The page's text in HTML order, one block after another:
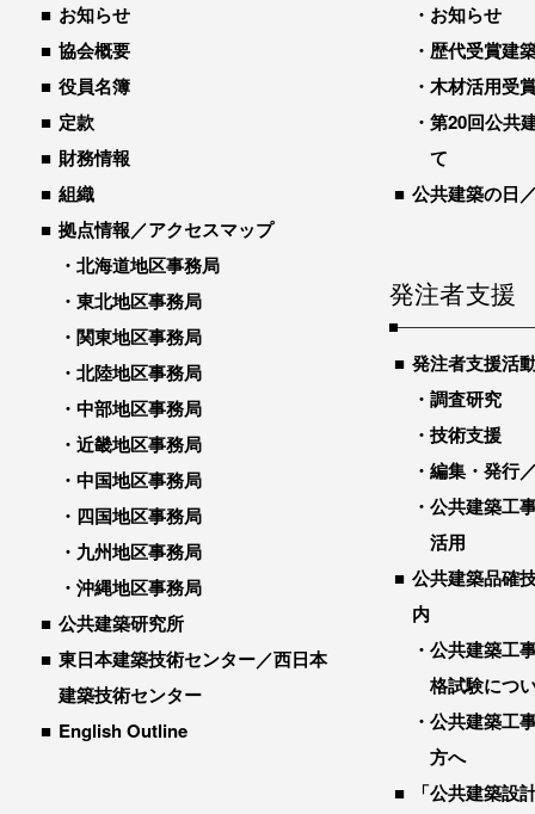
お知らせ
協会概要
役員名簿
定款
財務情報
組織
拠点情報／アクセスマップ
北海道地区事務局
東北地区事務局
関東地区事務局
北陸地区事務局
中部地区事務局
近畿地区事務局
中国地区事務局
四国地区事務局
九州地区事務局
沖縄地区事務局
公共建築研究所
東日本建築技術センター／西日本
建築技術センター
English Outline
お知らせ
歴代受賞建
木材活用受
第20回公共
て
公共建築の日
発注者支援
発注者支援活
調査研究
技術支援
編集・発行
公共建築工
活用
公共建築品確
内
公共建築工
格試験につ
公共建築工
方へ
「公共建築設